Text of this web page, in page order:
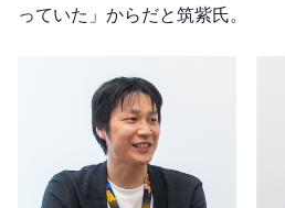
っていた」からだと筑紫氏。